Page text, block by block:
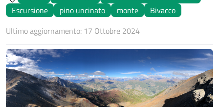
Escursione
pino uncinato monte
Bivacco
Ultimo aggiornamento: 17 Ottobre 2024